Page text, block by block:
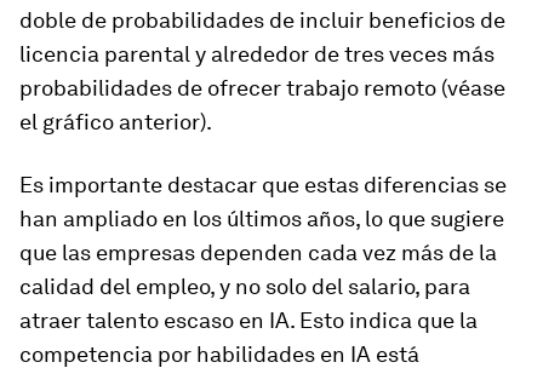
doble de probabilidades de incluir beneficios de
licencia parental y alrededor de tres veces más
probabilidades de ofrecer trabajo remoto (véase
el gráfico anterior).
Es importante destacar que estas diferencias se
han ampliado en los últimos años, lo que sugiere
que las empresas dependen cada vez más de la
calidad del empleo, y no solo del salario, para
atraer talento escaso en IA. Esto indica que la
competencia por habilidades en IA está